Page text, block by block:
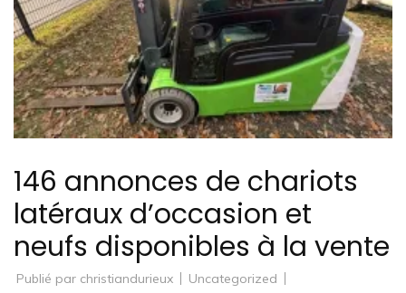
146 annonces de chariots
latéraux d’occasion et
neufs disponibles à la vente
Publié par christiandurieux
Uncategorized